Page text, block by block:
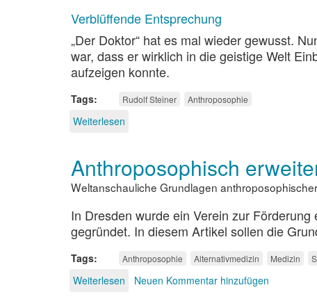
Verblüffende Entsprechung
„Der Doktor“ hat es mal wieder gewusst.
war, dass er wirklich in die geistige Welt
aufzeigen konnte.
Tags Rudolf Steiner Anthroposophie
Weiterlesen
Anthroposophisch
Weltanschauliche Grundlagen
In Dresden wurde ein Verein zur
gegründet. In diesem Artikel sollen die
Tags Anthroposophie Alternativmedizin Medizin
Weiterlesen über
Neuen Kommentar hinzufügen